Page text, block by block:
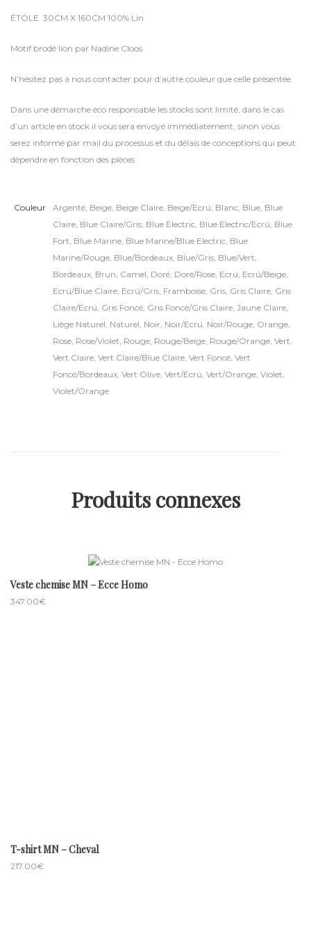
ÉTOLE 30CM X 160CM 100% Lin
Motif brodé lion par Nadine Cloos
N’hésitez pas à nous contacter pour d’autre couleur que celle présentée
Dans une démarche éco responsable les stocks sont limité, dans le cas
d’un article en stock il vous sera envoyé immédiatement, sinon vous
serez informé par mail du processus et du délais de conceptions qui peut
dépendre en fonction des pièces
Couleur Argenté, Beige, Beige Claire, Beige/Ecrú, Blanc, Blue, Blue
Claire, Blue Claire/Gris, Blue Electric, Blue Electric/Ecrú, Blue
Fort, Blue Marine, Blue Marine/Blue Electric, Blue
Marine/Rouge, Blue/Bordeaux, Blue/Gris, Blue/Vert,
Bordeaux, Brun, Camel, Doré, Doré/Rose, Ecrú, Ecrú/Beige,
Ecrú/Blue Claire, Ecrú/Gris, Framboise, Gris, Gris Claire, Gris
Claire/Ecrú, Gris Foncé, Gris Foncé/Gris Claire, Jaune Claire,
Liège Naturel, Naturel, Noir, Noir/Ecrú, Noir/Rouge, Orange,
Rose, Rose/Violet, Rouge, Rouge/Beige, Rouge/Orange, Vert,
Vert Claire, Vert Claire/Blue Claire, Vert Foncé, Vert
Foncé/Bordeaux, Vert Olive, Vert/Ecrú, Vert/Orange, Violet,
Violet/Orange
Produits connexes
Veste chemise MN – Ecce Homo
347.00€
T-shirt MN – Cheval
217.00€